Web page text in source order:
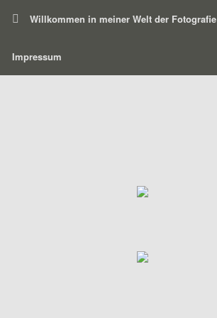
Willkommen in meiner Welt der Fotografie
Impressum